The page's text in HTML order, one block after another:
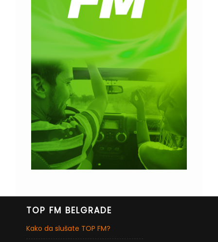
TOP FM BELGRADE
Kako da slušate TOP FM?